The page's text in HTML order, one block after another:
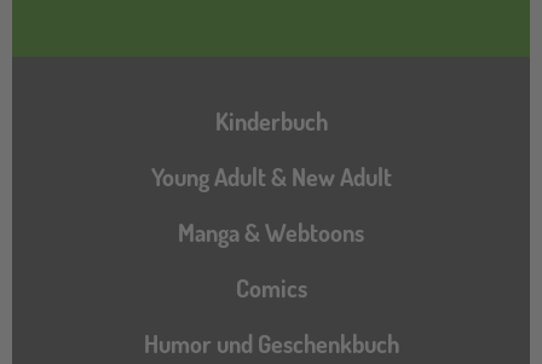
Hauptnavigation
Kinderbuch
Young Adult & New Adult
Manga & Webtoons
Comics
Humor und Geschenkbuch